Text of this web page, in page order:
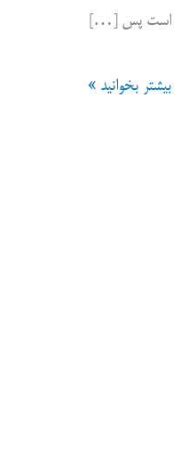
است پس […]
تغییر
بیشتر بخوانید »